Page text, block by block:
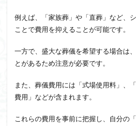
例えば、「家族葬」や「直葬」など、
ことで費用を抑えることが可能です。
一方で、盛大な葬儀を希望する場合は
とがあるため注意が必要です。
また、葬儀費用には「式場使用料」、
費用」などが含まれます。
これらの費用を事前に把握し、自分の